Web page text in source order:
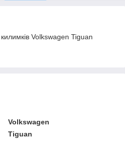
Volkswagen Tiguan
Volkswagen
Tiguan